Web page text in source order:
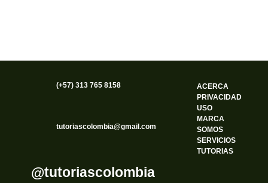
(+57) 313 765 8158
tutoriascolombia@gmail.com
@tutoriascolombia
ACERCA
PRIVACIDAD
USO
MARCA
SOMOS
SERVICIOS
TUTORIAS